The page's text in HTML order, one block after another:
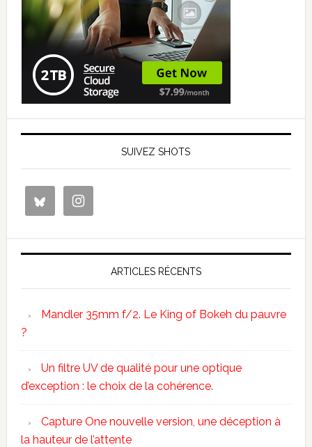
SUIVEZ SHOTS
ARTICLES RÉCENTS
Mandler 35mm f/2. Le King of Bokeh du pauvre
?
Un filtre UV de qualité pour une optique
d’exception : le choix de la cohérence.
Capture One nouvelle version, une déception à
la hauteur de l’attente